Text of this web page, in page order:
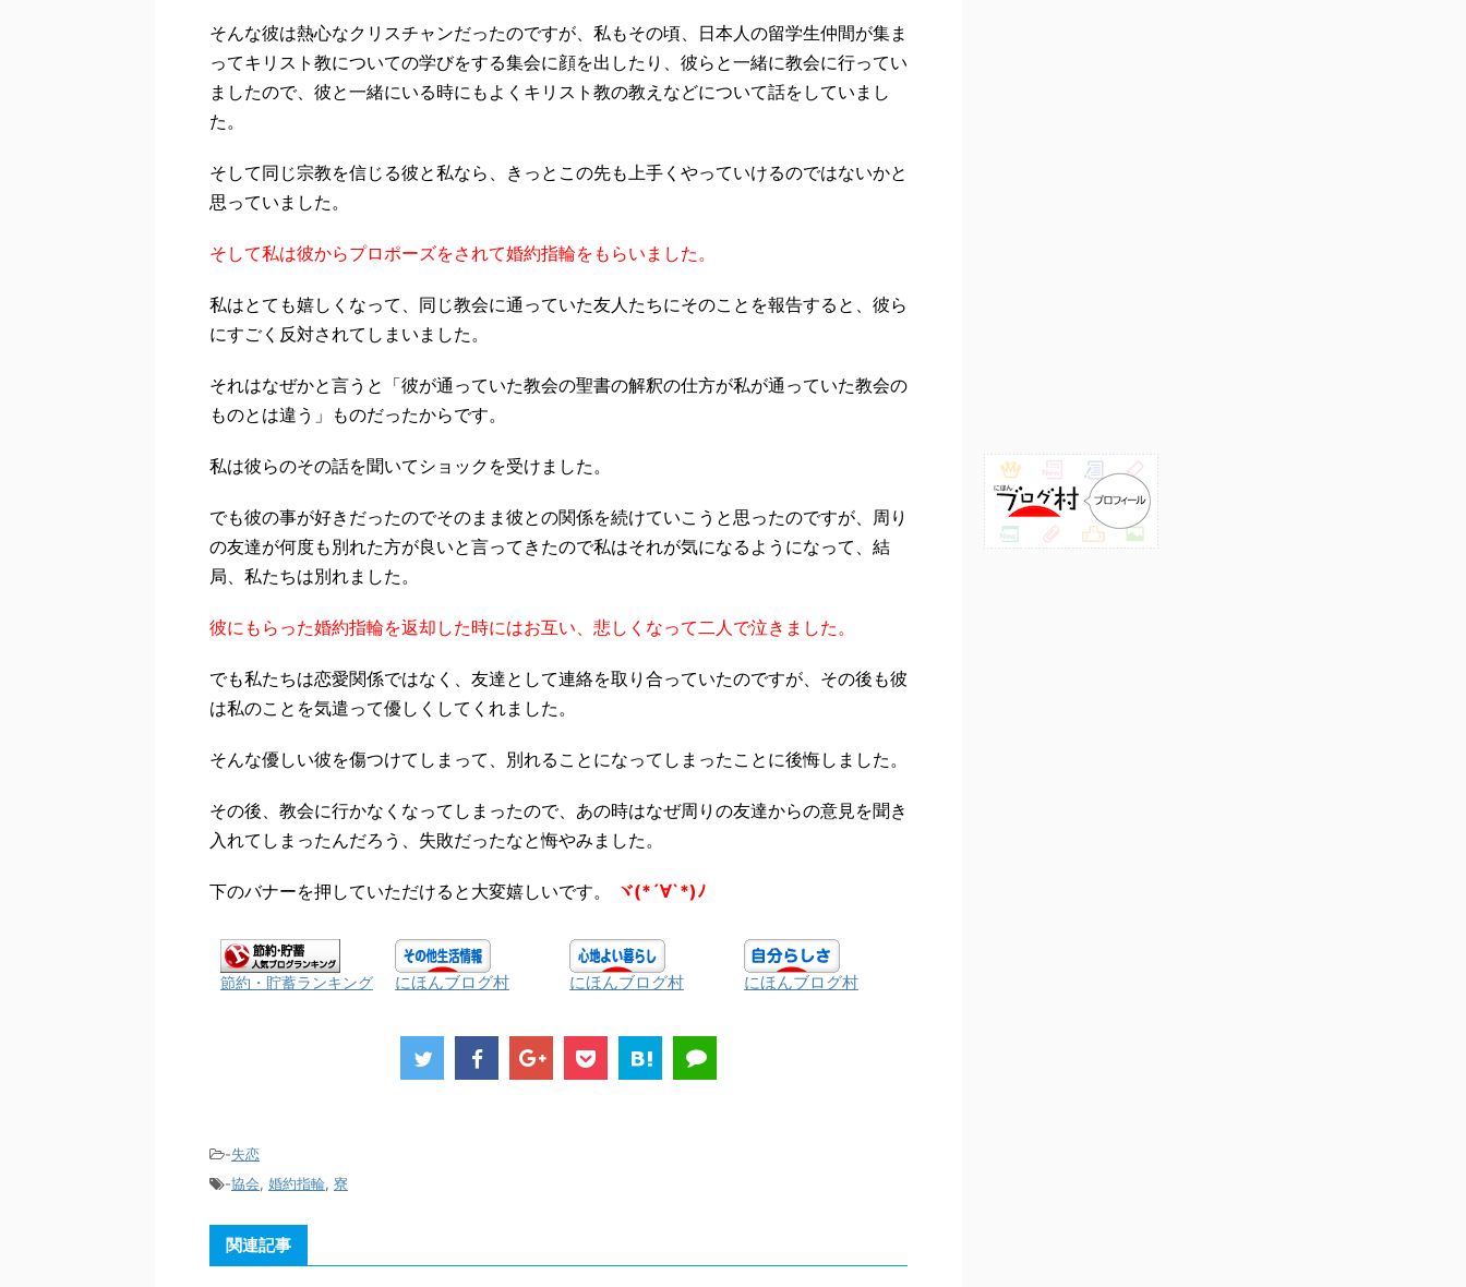
そんな彼は熱心なクリスチャンだったのですが、私もその頃、日本人の留学生仲間が集ま
ってキリスト教についての学びをする集会に顔を出したり、彼らと一緒に教会に行ってい
ましたので、彼と一緒にいる時にもよくキリスト教の教えなどについて話をしていまし
た。
そして同じ宗教を信じる彼と私なら、きっとこの先も上手くやっていけるのではないかと
思っていました。
そして私は彼からプロポーズをされて婚約指輪をもらいました。
私はとても嬉しくなって、同じ教会に通っていた友人たちにそのことを報告すると、彼ら
にすごく反対されてしまいました。
それはなぜかと言うと「彼が通っていた教会の聖書の解釈の仕方が私が通っていた教会の
ものとは違う」ものだったからです。
私は彼らのその話を聞いてショックを受けました。
でも彼の事が好きだったのでそのまま彼との関係を続けていこうと思ったのですが、周り
の友達が何度も別れた方が良いと言ってきたので私はそれが気になるようになって、結
局、私たちは別れました。
彼にもらった婚約指輪を返却した時にはお互い、悲しくなって二人で泣きました。
でも私たちは恋愛関係ではなく、友達として連絡を取り合っていたのですが、その後も彼
は私のことを気遣って優しくしてくれました。
そんな優しい彼を傷つけてしまって、別れることになってしまったことに後悔しました。
その後、教会に行かなくなってしまったので、あの時はなぜ周りの友達からの意見を聞き
入れてしまったんだろう、失敗だったなと悔やみました。
下のバナーを押していただけると大変嬉しいです。 ヾ(*´∀`*)ﾉ
節約・貯蓄ランキング にほんブログ村 にほんブログ村 にほんブログ村
-失恋
-協会, 婚約指輪, 寮
関連記事